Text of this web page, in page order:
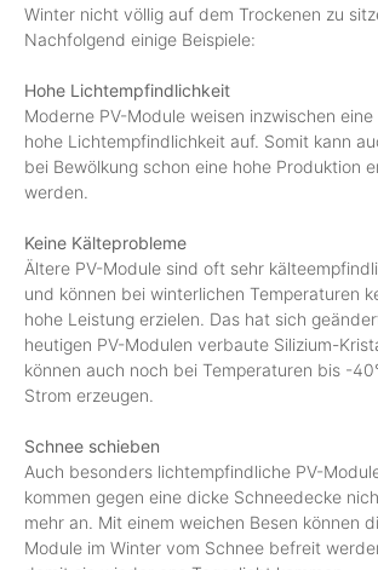
Winter nicht völlig auf dem Trockenen zu
Nachfolgend einige Beispiele:
Hohe Lichtempfindlichkeit
Moderne PV-Module weisen inzwischen eine
hohe Lichtempfindlichkeit auf. Somit kann
bei Bewölkung schon eine hohe Produktion
werden.
Keine Kälteprobleme
Ältere PV-Module sind oft sehr
und können bei winterlichen Temperaturen
hohe Leistung erzielen. Das hat sich
heutigen PV-Modulen verbaute Silizium-
können auch noch bei Temperaturen bis -
Strom erzeugen.
Schnee schieben
Auch besonders lichtempfindliche PV-
kommen gegen eine dicke Schneedecke
mehr an. Mit einem weichen Besen können
Module im Winter vom Schnee befreit